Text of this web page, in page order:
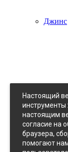
Джинс
Джинс
Настоящий
инструменты
настоящим
согласие на
браузера,
помогают